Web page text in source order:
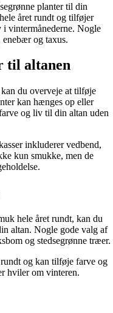
planter til din
året rundt og tilføjer
vintermånederne. Nogle
enebær og taxus.
til altanen
du overveje at tilføje
kan hænges op eller
og liv til din altan uden
inkluderer vedbend,
kun smukke, men de
hele året rundt, kan du
altan. Nogle gode valg af
og stedsegrønne træer.
og kan tilføje farve og
hviler om vinteren.